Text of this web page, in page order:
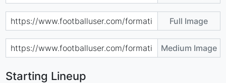
Full Image
Medium Image
Starting Lineup